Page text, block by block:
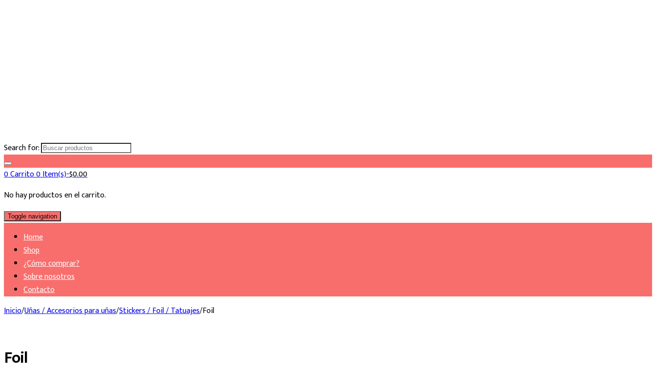
Search for:
0Carrito0 Item(s)-$0.00
No hay productos en el carrito.
Toggle navigation
Home
Shop
¿Cómo comprar?
Sobre nosotros
Contacto
Inicio/Uñas / Accesorios para uñas/Stickers / Foil / Tatuajes/Foil
Foil